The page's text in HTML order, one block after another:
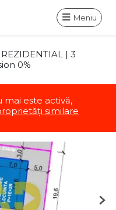
Meniu
| 3
0%
este activă,
similare